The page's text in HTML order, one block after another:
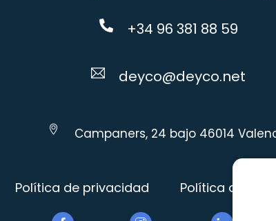
+34 96 381 88 59
deyco@deyco.net
Campaners, 24 bajo 46014
Política de privacidad Política de